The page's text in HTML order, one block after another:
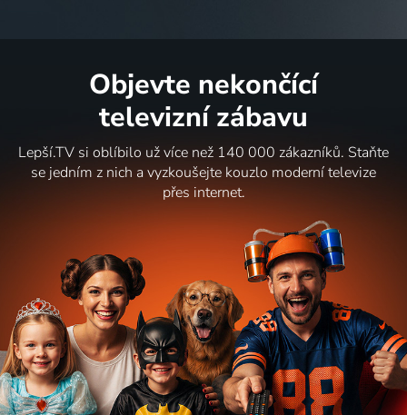
Objevte nekončící
televizní zábavu
Lepší.TV si oblíbilo už více než 140 000 zákazníků. Staňte
se jedním z nich a vyzkoušejte kouzlo moderní televize
přes internet.